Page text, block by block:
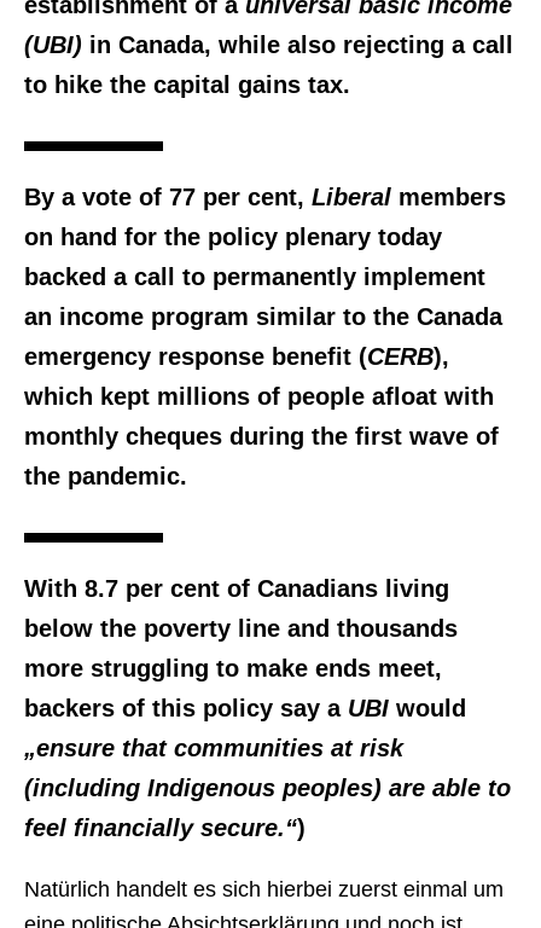
(UBI) in Canada, while also rejecting a call
to hike the capital gains tax.
By a vote of 77 per cent, Liberal members
on hand for the policy plenary today
backed a call to permanently implement
an income program similar to the Canada
emergency response benefit (CERB),
which kept millions of people afloat with
monthly cheques during the first wave of
the pandemic.
With 8.7 per cent of Canadians living
below the poverty line and thousands
more struggling to make ends meet,
backers of this policy say a UBI would
„ensure that communities at risk
(including Indigenous peoples) are able to
feel financially secure.“)
Natürlich handelt es sich hierbei zuerst einmal um